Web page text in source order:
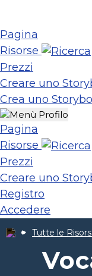
Pagina
Risorse
Prezzi
Creare uno
Crea uno
Pagina
Risorse
Prezzi
Creare uno
Registro
Accedere
Tutte le